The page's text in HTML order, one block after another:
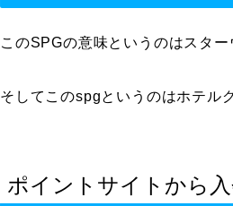
このSPGの意味というのはスタ
そしてこのspgというのはホテル
ポイントサイトから